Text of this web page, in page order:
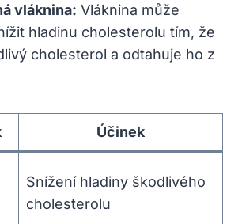
vláknina: Vláknina může
hladinu cholesterolu tím, že
cholesterol a odtahuje ho z
Účinek
Snížení hladiny škodlivého
cholesterolu